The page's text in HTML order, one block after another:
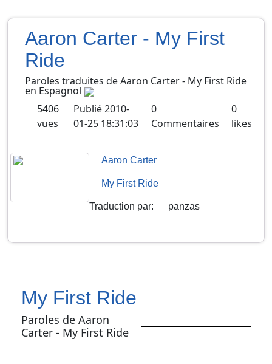
Aaron Carter - My First
Ride
Paroles traduites deAaron Carter- My First Ride
en Espagnol
5406
vues
Publié2010-
01-25 18:31:03
0
Commentaires
0
likes
Aaron Carter
My First Ride
Traduction par: panzas
My First Ride
Paroles de Aaron
Carter - My First Ride